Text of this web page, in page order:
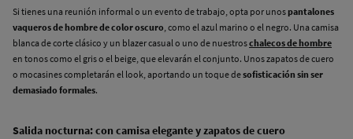
Si tienes una reunión informal o un evento de trabajo, opta por unospantalones
vaqueros de hombre de color oscuro, como el azul marino o el negro. Una camisa
blanca de corte clásico y un blazer casual o uno de nuestroschalecos de hombre
en tonos como el gris o el beige, que elevarán el conjunto. Unos zapatos de cuero
o mocasines completarán el look, aportando un toque desofisticación sin ser
demasiado formales.
Salida nocturna: con camisa elegante y zapatos de cuero